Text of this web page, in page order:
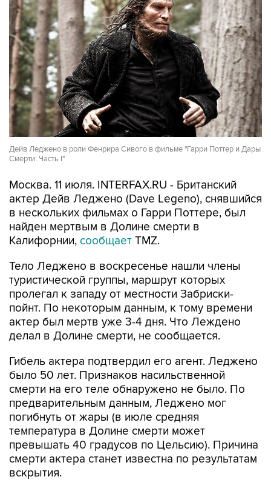
Дейв Леджено в роли Фенрира Сивого в фильме "Гарри Поттер и Дары
Смерти: Часть I"
Москва. 11 июля. INTERFAX.RU - Британский
актер Дейв Леджено (Dave Legeno), снявшийся
в нескольких фильмах о Гарри Поттере, был
найден мертвым в Долине смерти в
Калифорнии, сообщает TMZ.
Тело Леджено в воскресенье нашли члены
туристической группы, маршрут которых
пролегал к западу от местности Забриски-
пойнт. По некоторым данным, к тому времени
актер был мертв уже 3-4 дня. Что Леждено
делал в Долине смерти, не сообщается.
Гибель актера подтвердил его агент. Леджено
было 50 лет. Признаков насильственной
смерти на его теле обнаружено не было. По
предварительным данным, Леджено мог
погибнуть от жары (в июле средняя
температура в Долине смерти может
превышать 40 градусов по Цельсию). Причина
смерти актера станет известна по результатам
вскрытия.